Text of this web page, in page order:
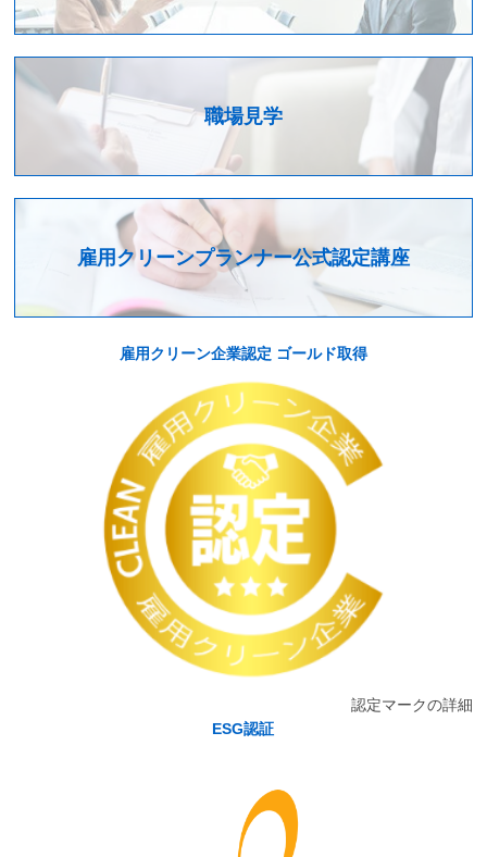
職場見学
雇用クリーンプランナー公式認定講座
雇用クリーン企業認定 ゴールド取得
認定マークの詳細
ESG認証